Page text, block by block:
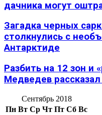
дачника могут
Загадка черных
столкнулись с
Антарктиде
Разбить на 12 зон и
Медведев
Сентябрь 2018
Пн Вт Ср Чт Пт Сб Вс